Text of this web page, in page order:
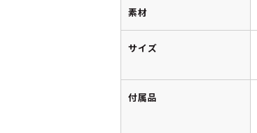
素材
サイズ
付属品